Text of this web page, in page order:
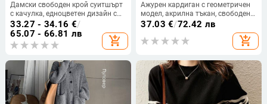
Дамски свободен крой суитшърт
с качулка, едноцветен дизайн с
малки букви, за есенно-зимния
сезон
33.27 - 34.16 €/
65.07 - 66.81 лв
add_shopping_cart
Ажурен кардиган с геометричен
модел, акрилна тъкан, свободен
силует, средна дължина
37.03 €/72.42 лв
add_shopping_cart